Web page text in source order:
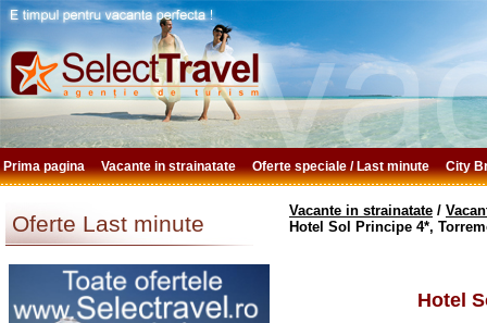
Prima pagina Vacante in strainatate Oferte speciale / Last minute City
Oferte Last minute
Vacante in strainatate /
Hotel Sol Principe 4*,
Hotel